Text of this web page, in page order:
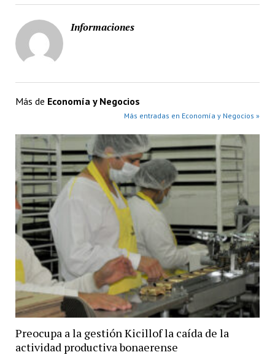
Informaciones
Más de Economía y Negocios
Más entradas en Economía y Negocios »
Preocupa a la gestión Kicillof la caída de la
actividad productiva bonaerense